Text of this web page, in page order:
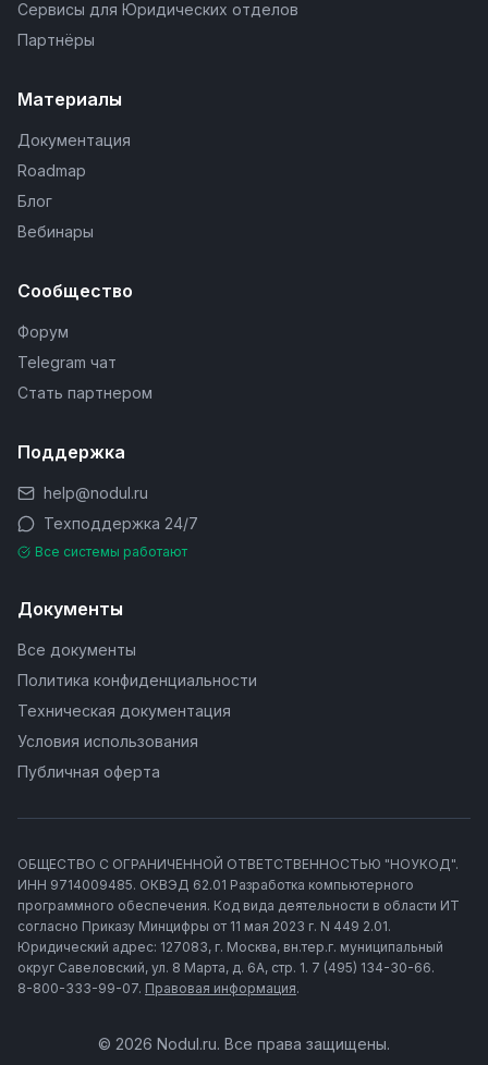
Сервисы для Юридических отделов
Партнёры
Материалы
Документация
Roadmap
Блог
Вебинары
Сообщество
Форум
Telegram чат
Стать партнером
Поддержка
help@nodul.ru
Техподдержка 24/7
Все системы работают
Документы
Все документы
Политика конфиденциальности
Техническая документация
Условия использования
Публичная оферта
ОБЩЕСТВО С ОГРАНИЧЕННОЙ ОТВЕТСТВЕННОСТЬЮ "НОУКОД".
ИНН 9714009485. ОКВЭД 62.01 Разработка компьютерного
программного обеспечения. Код вида деятельности в области ИТ
согласно Приказу Минцифры от 11 мая 2023 г. N 449 2.01.
Юридический адрес: 127083, г. Москва, вн.тер.г. муниципальный
округ Савеловский, ул. 8 Марта, д. 6А, стр. 1. 7 (495) 134-30-66.
8-800-333-99-07. Правовая информация.
© 2026 Nodul.ru. Все права защищены.